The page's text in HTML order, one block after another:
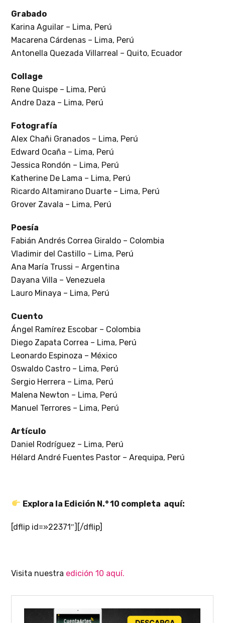
Grabado
Karina Aguilar – Lima, Perú
Macarena Cárdenas – Lima, Perú
Antonella Quezada Villarreal – Quito, Ecuador
Collage
Rene Quispe – Lima, Perú
Andre Daza – Lima, Perú
Fotografía
Alex Chañi Granados – Lima, Perú
Edward Ocaña – Lima, Perú
Jessica Rondón – Lima, Perú
Katherine De Lama – Lima, Perú
Ricardo Altamirano Duarte – Lima, Perú
Grover Zavala – Lima, Perú
Poesía
Fabián Andrés Correa Giraldo – Colombia
Vladimir del Castillo – Lima, Perú
Ana María Trussi – Argentina
Dayana Villa – Venezuela
Lauro Minaya – Lima, Perú
Cuento
Ángel Ramírez Escobar – Colombia
Diego Zapata Correa – Lima, Perú
Leonardo Espinoza – México
Oswaldo Castro – Lima, Perú
Sergio Herrera – Lima, Perú
Malena Newton – Lima, Perú
Manuel Terrores – Lima, Perú
Artículo
Daniel Rodríguez – Lima, Perú
Hélard André Fuentes Pastor – Arequipa, Perú
Explora la Edición N.° 10 completa aquí:
[dflip id=»22371″][/dflip]
Visita nuestra edición 10 aquí.